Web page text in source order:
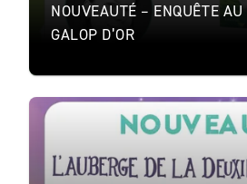
NOUVEAUTÉ – ENQUÊTE
GALOP D’OR